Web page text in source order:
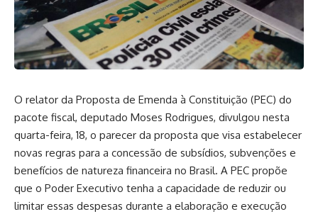
O relator da Proposta de Emenda à Constituição (PEC) do
pacote fiscal, deputado Moses Rodrigues, divulgou nesta
quarta-feira, 18, o parecer da proposta que visa estabelecer
novas regras para a concessão de subsídios, subvenções e
benefícios de natureza financeira no Brasil. A PEC propõe
que o Poder Executivo tenha a capacidade de reduzir ou
limitar essas despesas durante a elaboração e execução